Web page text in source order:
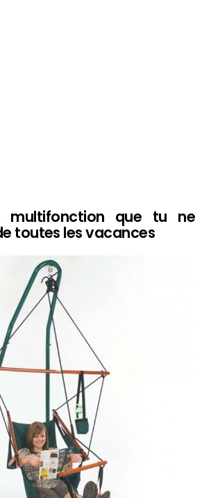
multifonction que tu ne
toutes les vacances